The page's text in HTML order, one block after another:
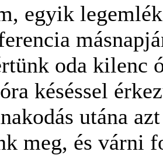
egyik
oda kilenc
késéssel
utána
meg, és várni